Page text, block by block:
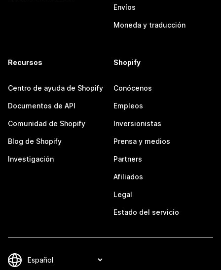
Envíos
Moneda y traducción
Recursos
Centro de ayuda de Shopify
Documentos de API
Comunidad de Shopify
Blog de Shopify
Investigación
Shopify
Conócenos
Empleos
Inversionistas
Prensa y medios
Partners
Afiliados
Legal
Estado del servicio